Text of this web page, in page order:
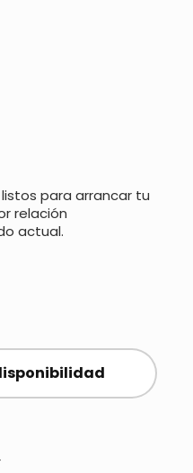
para arrancar tu
relación
actual.